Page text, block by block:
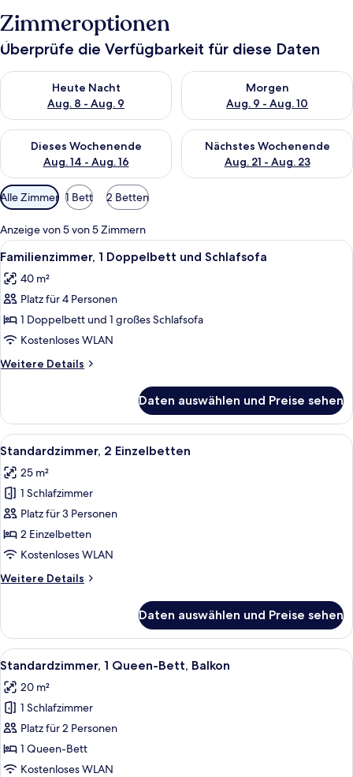
Zimmeroptionen
Überprüfe die Verfügbarkeit für diese Daten
Heute Nacht
Aug. 8 - Aug. 9
Überprüfe die Verfügbarkeit für heute Nacht, Aug. 8 - Aug. 9.
Morgen
Aug. 9 - Aug. 10
Überprüfe die Verfügbarkeit
Dieses Wochenende
Aug. 14 - Aug. 16
Überprüfe die Verfügbarkeit für dieses Wochenende, Aug. 14
Nächstes Wochenende
Aug. 21 - Aug. 23
Überprüfe die Verfügbarkeit
Verfügbare
Filter
für
Zimmer
Alle Zimmer 1 Bett 2 Betten
Anzeige von 5 von 5 Zimmern
Alle
Fotos
für
Familienzimmer,
1 Doppelbett
und
Schlafsofa
anzeigen
Ein Hotelzimmer mit einem Bett,
5
Familienzimmer, 1 Doppelbett und Schlafsofa
40 m²
Platz für 4 Personen
1 Doppelbett und 1 großes Schlafsofa
Kostenloses WLAN
Weitere Details
Weitere
1 Doppelbett
und
Schlafsofa
Daten auswählen und Preise sehen
Alle
Fotos
für
Standardzimmer,
2 Einzelbetten
anzeigen
Ein Hotelzimmer mit einem Bett,
5
Standardzimmer, 2 Einzelbetten
25 m²
1 Schlafzimmer
Platz für 3 Personen
2 Einzelbetten
Kostenloses WLAN
Weitere Details
Weitere
2 Einzelbetten
Daten auswählen und Preise sehen
Alle
Fotos
für
Standardzimmer,
1
Queen-
Bett,
Ein Hotelzimmer mit einem großen
5
Standardzimmer, 1 Queen-Bett, Balkon
20 m²
1 Schlafzimmer
Platz für 2 Personen
1 Queen-Bett
Kostenloses WLAN